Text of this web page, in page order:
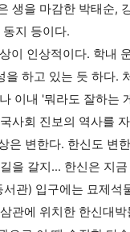
생을 마감한 박태순,
지 등이다.
이 인상적이다. 학내
을 하고 있는 듯 하다.
이내 '뭐라도 잘하는
사회 진보의 역사를
은 변한다. 한신도 변
을 갈지... 한신은 지
관) 입구에는 묘제석
관에 위치한 한신대